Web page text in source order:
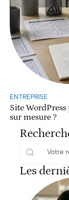
ENTREPRISE
Site
sur mesure ?
Les